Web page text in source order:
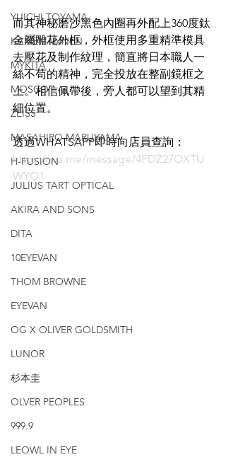
YUICHI TOYAMA
KAMEMANNEN
MYKITA
MOSCOT
ZEISS
MASAHIRO MARUYAMA
H-FUSION
JULIUS TART OPTICAL
AKIRA AND SONS
DITA
10EYEVAN
THOM BROWNE
EYEVAN
OG X OLIVER GOLDSMITH
LUNOR
杉本圭
OLVER PEOPLES
999.9
LEOWL IN EYE
而其神秘磨沙黑色內圈再外配上360度鈦
金屬雕花外框，外框使用多重精準模具
去壓花及制作紋理，簡直將日本職人一
絲不苟的精神，完全投放在整副鏡框之
上。相信佩帶後，旁人都可以望到其精
細位置。
透過WHATSAPP即時向店員查詢：
https://wa.me/message/4FDZ27OXTU
WYO1